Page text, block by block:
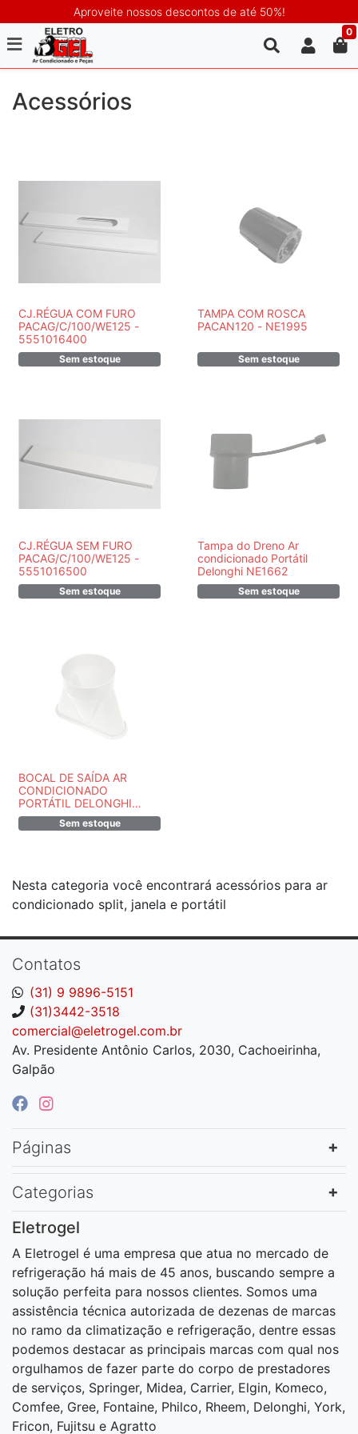
Aproveite nossos descontos de até 50%!
0
Acessórios
CJ.RÉGUA COM FURO
PACAG/C/100/WE125 -
5551016400
Sem estoque
TAMPA COM ROSCA
PACAN120 - NE1995
Sem estoque
CJ.RÉGUA SEM FURO
PACAG/C/100/WE125 -
5551016500
Sem estoque
Tampa do Dreno Ar
condicionado Portátil
Delonghi NE1662
Sem estoque
BOCAL DE SAÍDA AR
CONDICIONADO
PORTÁTIL DELONGHI
TL1855
Sem estoque
Nesta categoria você encontrará acessórios para ar
condicionado split, janela e portátil
Contatos
(31) 9 9896-5151
(31)3442-3518
comercial@eletrogel.com.br
Av. Presidente Antônio Carlos, 2030, Cachoeirinha,
Galpão
Páginas
Categorias
Eletrogel
A Eletrogel é uma empresa que atua no mercado de
refrigeração há mais de 45 anos, buscando sempre a
solução perfeita para nossos clientes. Somos uma
assistência técnica autorizada de dezenas de marcas
no ramo da climatização e refrigeração, dentre essas
podemos destacar as principais marcas com qual nos
orgulhamos de fazer parte do corpo de prestadores
de serviços, Springer, Midea, Carrier, Elgin, Komeco,
Comfee, Gree, Fontaine, Philco, Rheem, Delonghi, York,
Fricon, Fujitsu e Agratto